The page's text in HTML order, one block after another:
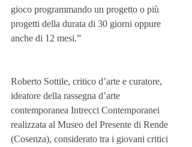
gioco programmando un progetto o più
progetti della durata di 30 giorni oppure
anche di 12 mesi.”
Roberto Sottile, critico d’arte e curatore,
ideatore della rassegna d’arte
contemporanea Intrecci Contemporanei
realizzata al Museo del Presente di Rende
(Cosenza), considerato tra i giovani critici